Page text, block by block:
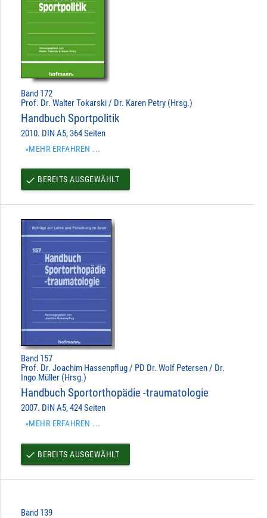
Band 172
Prof. Dr. Walter Tokarski / Dr. Karen Petry (Hrsg.)
Handbuch Sportpolitik
2010. DIN A5, 364 Seiten
»MEHR ERFAHREN ...
done BEREITS AUSGEWÄHLT
Band 157
Prof. Dr. Joachim Hassenpflug / PD Dr. Wolf Petersen / Dr.
Ingo Müller (Hrsg.)
Handbuch Sportorthopädie -traumatologie
2007. DIN A5, 424 Seiten
»MEHR ERFAHREN ...
done BEREITS AUSGEWÄHLT
Band 139